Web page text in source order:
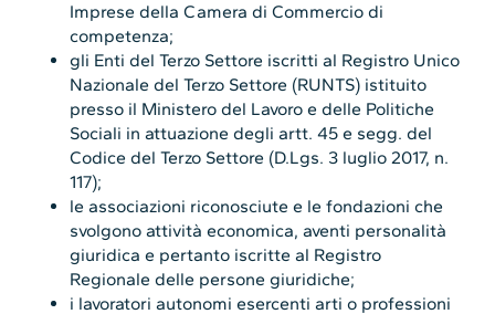
Imprese della Camera di Commercio di
competenza;
gli Enti del Terzo Settore iscritti al Registro Unico
Nazionale del Terzo Settore (RUNTS) istituito
presso il Ministero del Lavoro e delle Politiche
Sociali in attuazione degli artt. 45 e segg. del
Codice del Terzo Settore (D.Lgs. 3 luglio 2017, n.
117);
le associazioni riconosciute e le fondazioni che
svolgono attività economica, aventi personalità
giuridica e pertanto iscritte al Registro
Regionale delle persone giuridiche;
i lavoratori autonomi esercenti arti o professioni